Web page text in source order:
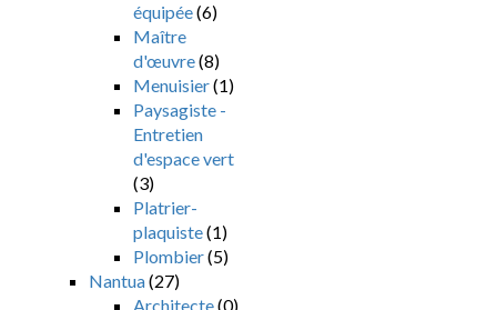
équipée(6)
Maître
d'œuvre(8)
Menuisier(1)
Paysagiste -
Entretien
d'espace vert
(3)
Platrier-
plaquiste(1)
Plombier(5)
Nantua(27)
Architecte(0)